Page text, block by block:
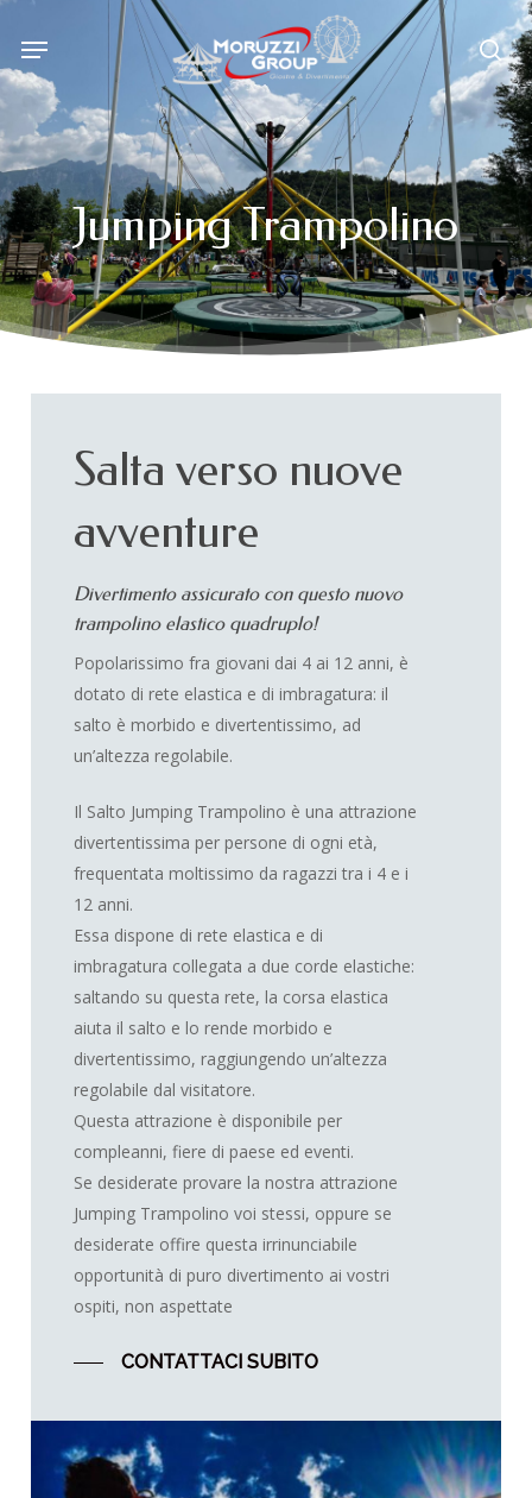
main
content
Menu
JumpingTrampolino
Salta verso nuove
avventure
Divertimento assicurato con questo nuovo
trampolino elastico quadruplo!
Popolarissimo fra giovani dai 4 ai 12 anni, è
dotato di rete elastica e di imbragatura: il
salto è morbido e divertentissimo, ad
un’altezza regolabile.
Il Salto Jumping Trampolino è una attrazione
divertentissima per persone di ogni età,
frequentata moltissimo da ragazzi tra i 4 e i
12 anni.
Essa dispone di rete elastica e di
imbragatura collegata a due corde elastiche:
saltando su questa rete, la corsa elastica
aiuta il salto e lo rende morbido e
divertentissimo, raggiungendo un’altezza
regolabile dal visitatore.
Questa attrazione è disponibile per
compleanni, fiere di paese ed eventi.
Se desiderate provare la nostra attrazione
Jumping Trampolino voi stessi, oppure se
desiderate offire questa irrinunciabile
opportunità di puro divertimento ai vostri
ospiti, non aspettate
CONTATTACI SUBITO